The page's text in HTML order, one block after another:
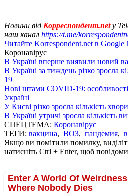
Новини від Корреспондент.netу
наш канал https://t.me/
Читайте Korrespondent.net в Google
Коронавірус
В Україні вперше виявили новий
В Україні за тиждень різко зросла
19
Нові штами COVID-19: особливості
Україні
У Києві різко зросла кількість
В Україні утричі зросла кількість
СПЕЦТЕМА: Коронавірус
ТЕГИ: вакцина, ВОЗ, пандемия,
Якщо ви помітили помилку,
натисніть Ctrl + Enter, щоб